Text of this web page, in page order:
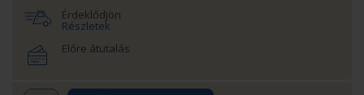
Érdeklődjön
Részletek
Előre átutalás